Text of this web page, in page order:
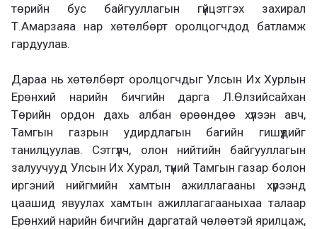
төрийн бус байгууллагын гүйцэтгэх захирал
Т.Амарзаяа нар хөтөлбөрт оролцогчдод батламж
гардуулав.
Дараа нь хөтөлбөрт оролцогчдыг Улсын Их Хурлын
Ерөнхий нарийн бичгийн дарга Л.Өлзийсайхан
Төрийн ордон дахь албан өрөөндөө хүлээн авч,
Тамгын газрын удирдлагын багийн гишүүдийг
танилцуулав. Сэтгүүлч, олон нийтийн байгууллагын
залуучууд Улсын Их Хурал, түүний Тамгын газар болон
иргэний нийгмийн хамтын ажиллагааны хүрээнд
цаашид явуулах хамтын ажиллагагааныхаа талаар
Ерөнхий нарийн бичгийн даргатай чөлөөтэй ярилцаж,